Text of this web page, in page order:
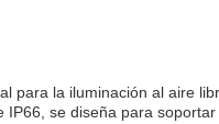
para la iluminación al aire
se diseña para